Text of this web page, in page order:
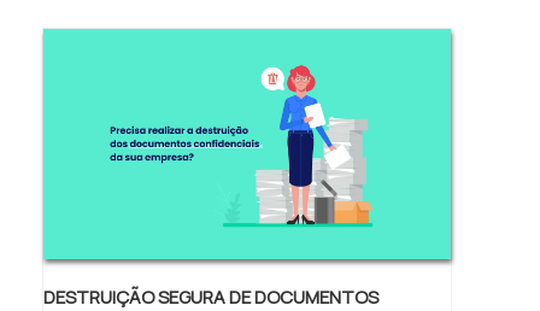
DESTRUIÇÃO SEGURA DE DOCUMENTOS